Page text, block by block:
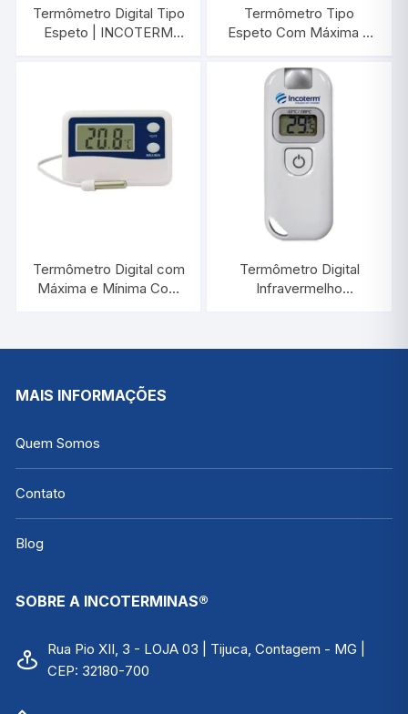
Termômetro Digital Tipo
Espeto | INCOTERM
Termômetro Tipo
Espeto Com Máxima e
D’Agua | INCOTERM
30.1040
Termômetro Digital com
Máxima e Mínima Com
7424.02.0.00
Termômetro Digital
Infravermelho
MAIS INFORMAÇÕES
Quem Somos
Contato
Blog
SOBRE A INCOTERMINAS®
Rua Pio XII, 3 - LOJA 03 | Tijuca, Contagem - MG |
CEP: 32180-700